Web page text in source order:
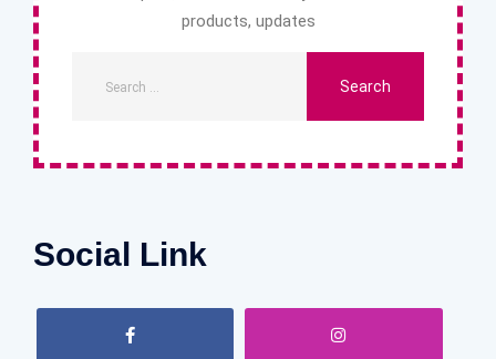
products, updates
Social Link